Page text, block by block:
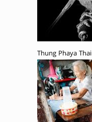
Thung Phaya Thai